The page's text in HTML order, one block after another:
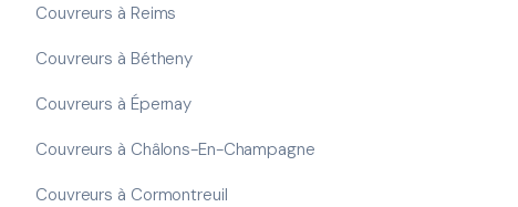
Couvreurs à Reims
Couvreurs à Bétheny
Couvreurs à Épernay
Couvreurs à Châlons-En-Champagne
Couvreurs à Cormontreuil